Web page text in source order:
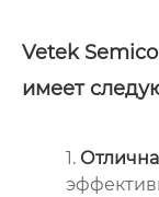
Vetek
имеет
1.